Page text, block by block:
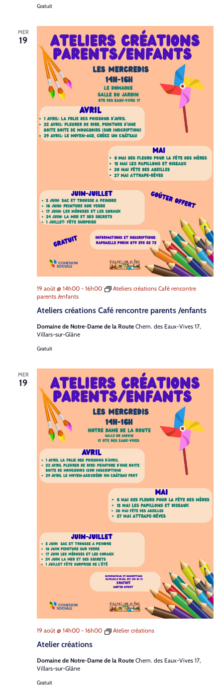
Gratuit
MER
19
Ateliers créations Café rencontre parents /enfants
19 août @ 14h00- 16h00
Ateliers créations Café rencontre
parents /enfants
Domaine de Notre-Dame de la Route Chem. des Eaux-Vives 17,
Villars-sur-Glâne
Gratuit
MER
19
Atelier créations
19 août @ 14h00- 16h00 Atelier créations
Domaine de Notre-Dame de la Route Chem. des Eaux-Vives 17,
Villars-sur-Glâne
Gratuit